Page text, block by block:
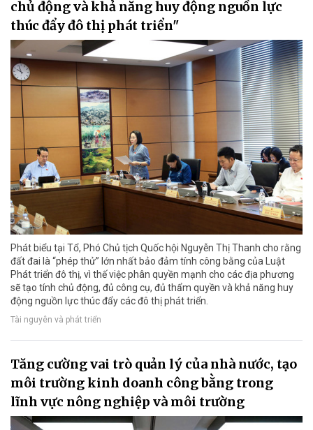
chủ động và khả năng huy động nguồn lực
thúc đẩy đô thị phát triển"
Phát biểu tại Tổ, Phó Chủ tịch Quốc hội Nguyễn Thị Thanh cho rằng
đất đai là “phép thử” lớn nhất bảo đảm tính công bằng của Luật
Phát triển đô thị, vì thế việc phân quyền mạnh cho các địa phương
sẽ tạo tính chủ động, đủ công cụ, đủ thẩm quyền và khả năng huy
động nguồn lực thúc đẩy các đô thị phát triển.
Tài nguyên và phát triển
Tăng cường vai trò quản lý của nhà nước, tạo
môi trường kinh doanh công bằng trong
lĩnh vực nông nghiệp và môi trường